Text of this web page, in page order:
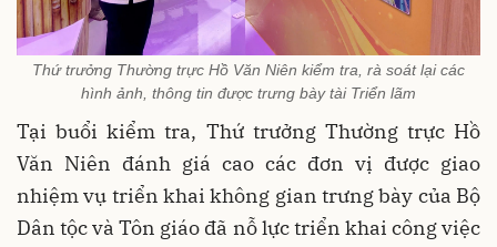
Thứ trưởng Thường trực Hồ Văn Niên kiểm tra, rà soát lại các
hình ảnh, thông tin được trưng bày tài Triển lãm
Tại buổi kiểm tra, Thứ trưởng Thường trực Hồ
Văn Niên đánh giá cao các đơn vị được giao
nhiệm vụ triển khai không gian trưng bày của Bộ
Dân tộc và Tôn giáo đã nỗ lực triển khai công việc